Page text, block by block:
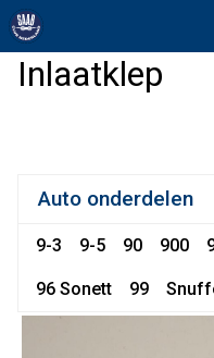
Inlaatklep
Auto onderdelen
9-3 9-5 90 900
96 Sonett 99